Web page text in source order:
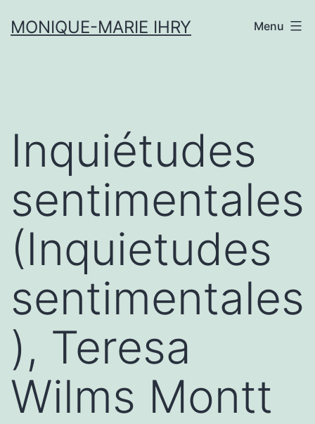
auMONIQUE-MARIE IHRY Menu
Inquiétudes
sentimentales
(Inquietudes
sentimentales
), Teresa
Wilms Montt